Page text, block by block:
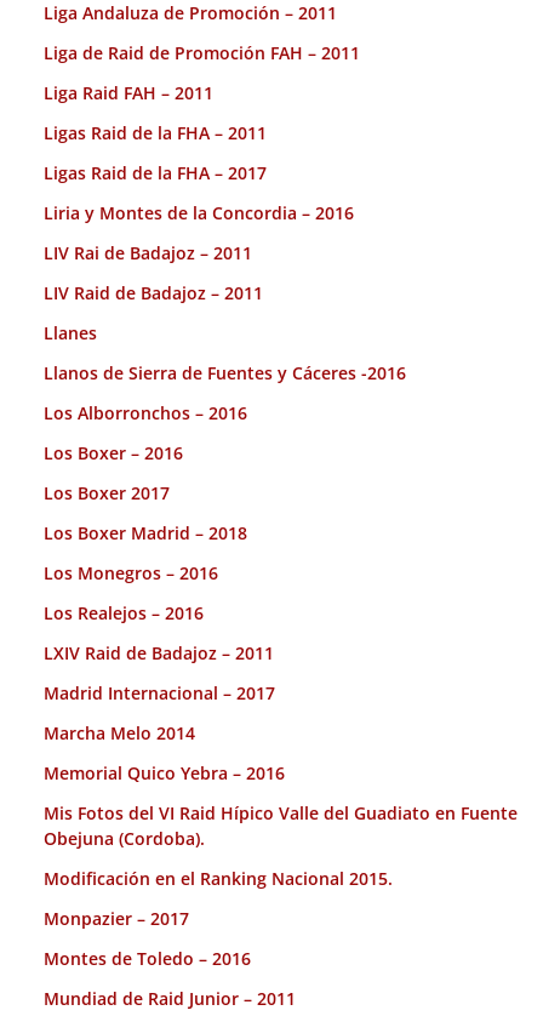
Liga Andaluza de Promoción – 2011
Liga de Raid de Promoción FAH – 2011
Liga Raid FAH – 2011
Ligas Raid de la FHA – 2011
Ligas Raid de la FHA – 2017
Liria y Montes de la Concordia – 2016
LIV Rai de Badajoz – 2011
LIV Raid de Badajoz – 2011
Llanes
Llanos de Sierra de Fuentes y Cáceres -2016
Los Alborronchos – 2016
Los Boxer – 2016
Los Boxer 2017
Los Boxer Madrid – 2018
Los Monegros – 2016
Los Realejos – 2016
LXIV Raid de Badajoz – 2011
Madrid Internacional – 2017
Marcha Melo 2014
Memorial Quico Yebra – 2016
Mis Fotos del VI Raid Hípico Valle del Guadiato en Fuente
Obejuna (Cordoba).
Modificación en el Ranking Nacional 2015.
Monpazier – 2017
Montes de Toledo – 2016
Mundiad de Raid Junior – 2011